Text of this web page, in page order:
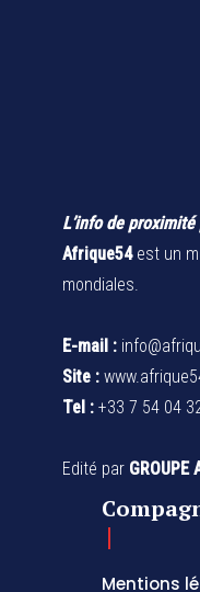
L’info de
Afrique54est un
mondiales.
E-mail :
Site :
Tel : +33 7 54 04
Edité par GROUPE
Mentions